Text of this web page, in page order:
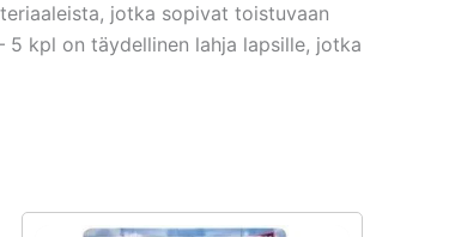
jotka sopivat toistuvaan
5 kpl on täydellinen lahja lapsille, jotka